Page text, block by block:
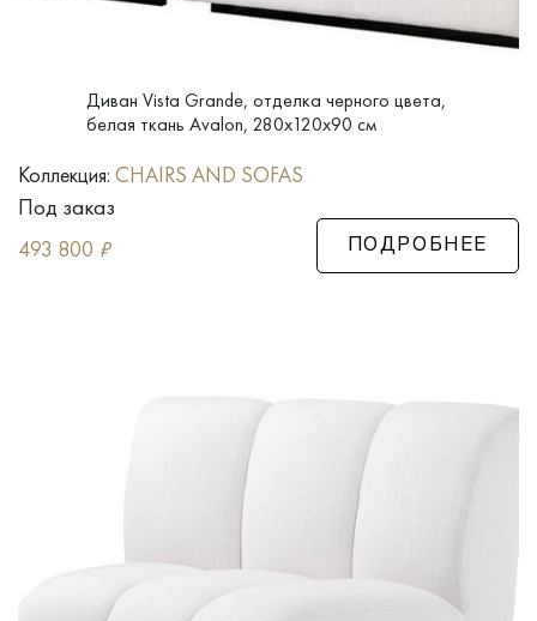
Диван Vista Grande, отделка черного цвета,
белая ткань Avalon, 280x120x90 см
Коллекция: CHAIRS AND SOFAS
Под заказ
493 800 ₽ ПОДРОБНЕЕ